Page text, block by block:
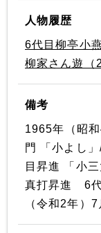
人物履歴
6代目柳亭小
柳家さん遊（
備考
1965年（昭
門 「小よし
目昇進 「小
真打昇進 6代
（令和2年）